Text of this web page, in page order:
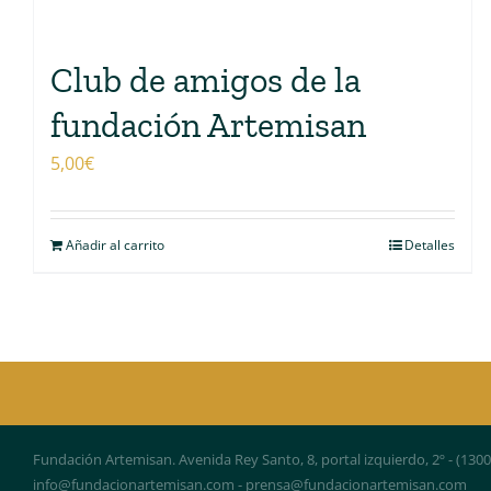
Club de amigos de la
fundación Artemisan
5,00€
Añadir al carrito Detalles
Fundación Artemisan. Avenida Rey Santo, 8, portal izquierdo, 2º -
info@fundacionartemisan.com - prensa@fundacionartemisan.com